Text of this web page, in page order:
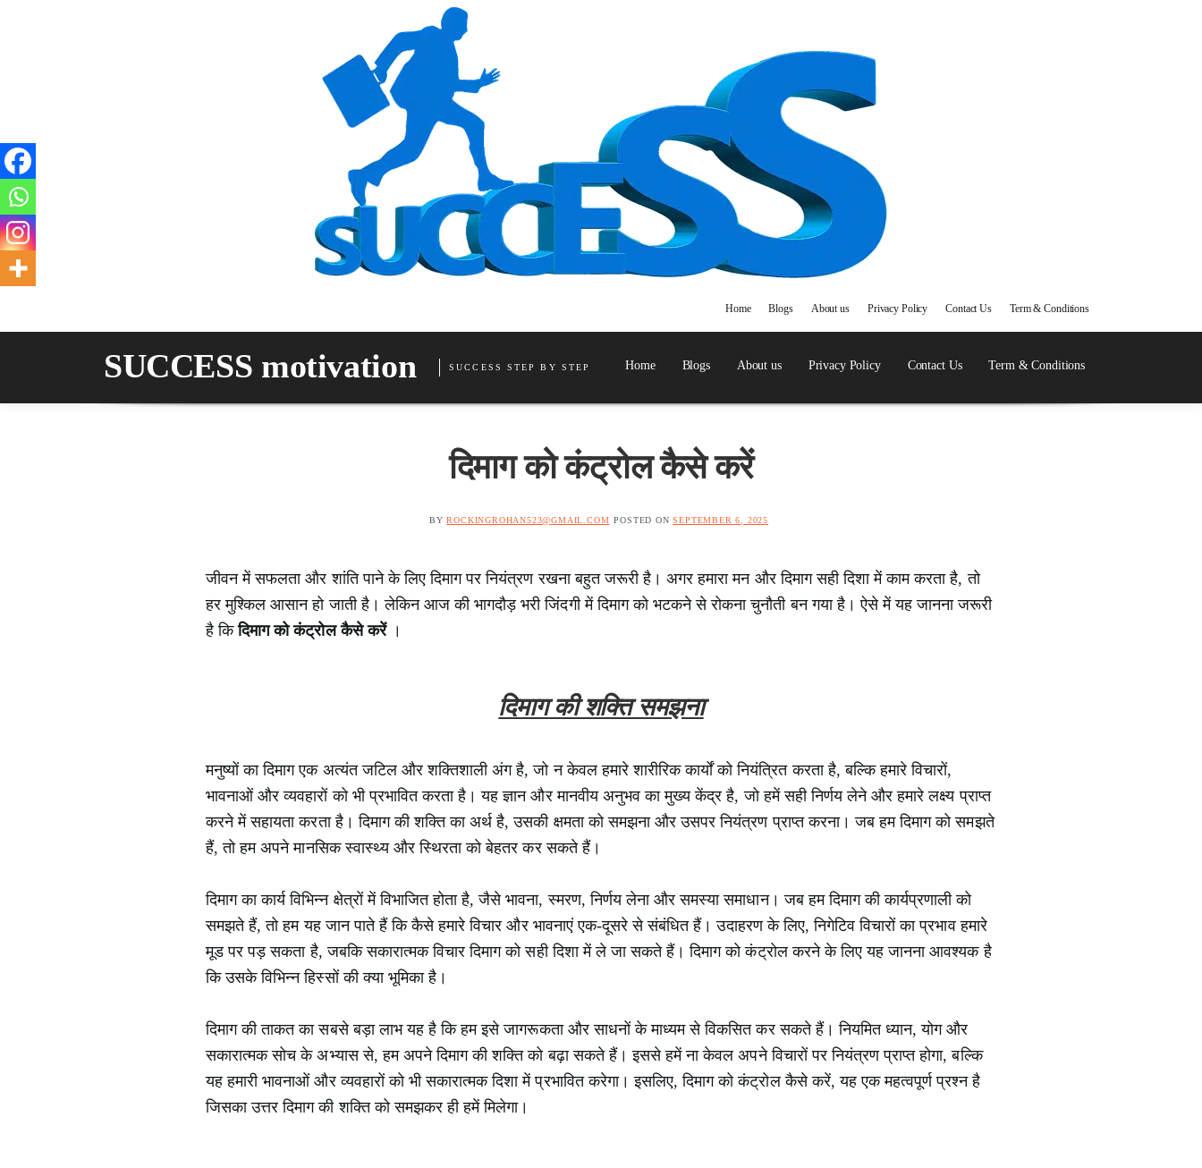
Home Blogs About us Privacy Policy Contact Us Term & Conditions
SUCCESS motivation SUCCESS STEP BY STEP Home Blogs About us Privacy Policy Contact Us Term & Conditions
दिमाग को कंट्रोल कैसे करें
BYROCKINGROHAN523@GMAIL.COM POSTED ONSEPTEMBER 6, 2025
जीवन में सफलता और शांति पाने के लिए दिमाग पर नियंत्रण रखना बहुत जरूरी है। अगर हमारा मन और दिमाग सही दिशा में काम करता है, तो
हर मुश्किल आसान हो जाती है। लेकिन आज की भागदौड़ भरी जिंदगी में दिमाग को भटकने से रोकना चुनौती बन गया है। ऐसे में यह जानना जरूरी
है किदिमाग को कंट्रोल कैसे करें ।
दिमाग की शक्ति समझना
मनुष्यों का दिमाग एक अत्यंत जटिल और शक्तिशाली अंग है, जो न केवल हमारे शारीरिक कार्यों को नियंत्रित करता है, बल्कि हमारे विचारों,
भावनाओं और व्यवहारों को भी प्रभावित करता है। यह ज्ञान और मानवीय अनुभव का मुख्य केंद्र है, जो हमें सही निर्णय लेने और हमारे लक्ष्य प्राप्त
करने में सहायता करता है। दिमाग की शक्ति का अर्थ है, उसकी क्षमता को समझना और उसपर नियंत्रण प्राप्त करना। जब हम दिमाग को समझते
हैं, तो हम अपने मानसिक स्वास्थ्य और स्थिरता को बेहतर कर सकते हैं।
दिमाग का कार्य विभिन्न क्षेत्रों में विभाजित होता है, जैसे भावना, स्मरण, निर्णय लेना और समस्या समाधान। जब हम दिमाग की कार्यप्रणाली को
समझते हैं, तो हम यह जान पाते हैं कि कैसे हमारे विचार और भावनाएं एक-दूसरे से संबंधित हैं। उदाहरण के लिए, निगेटिव विचारों का प्रभाव हमारे
मूड पर पड़ सकता है, जबकि सकारात्मक विचार दिमाग को सही दिशा में ले जा सकते हैं। दिमाग को कंट्रोल करने के लिए यह जानना आवश्यक है
कि उसके विभिन्न हिस्सों की क्या भूमिका है।
दिमाग की ताकत का सबसे बड़ा लाभ यह है कि हम इसे जागरूकता और साधनों के माध्यम से विकसित कर सकते हैं। नियमित ध्यान, योग और
सकारात्मक सोच के अभ्यास से, हम अपने दिमाग की शक्ति को बढ़ा सकते हैं। इससे हमें ना केवल अपने विचारों पर नियंत्रण प्राप्त होगा, बल्कि
यह हमारी भावनाओं और व्यवहारों को भी सकारात्मक दिशा में प्रभावित करेगा। इसलिए, दिमाग को कंट्रोल कैसे करें, यह एक महत्वपूर्ण प्रश्न है
जिसका उत्तर दिमाग की शक्ति को समझकर ही हमें मिलेगा।